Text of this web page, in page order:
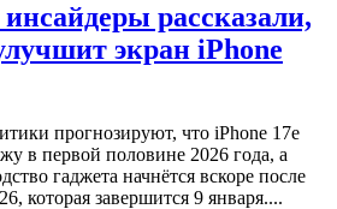
рассказали,
экран iPhone
прогнозируют, что iPhone 17e
в первой половине 2026 года, а
гаджета начнётся вскоре после
которая завершится 9 января....